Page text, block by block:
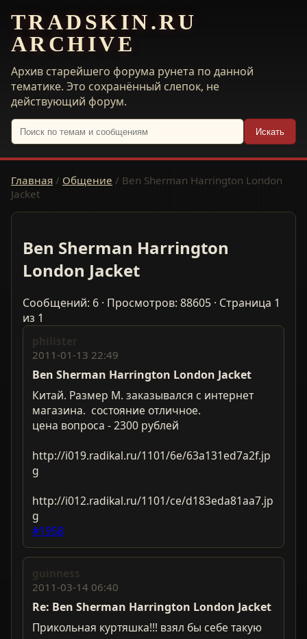
TRADSKIN.RU
ARCHIVE
Архив старейшего форума рунета по данной
тематике. Это сохранённый слепок, не
действующий форум.
Искать
Главная / Общение / Ben Sherman Harrington London
Jacket
Ben Sherman Harrington
London Jacket
Сообщений: 6 · Просмотров: 88605 · Страница 1
из 1
philister
2011-01-13 22:49
Ben Sherman Harrington London Jacket
Китай. Размер М. заказывался с интернет
магазина. состояние отличное.
цена вопроса - 2300 рублей
http://i019.radikal.ru/1101/6e/63a131ed7a2f.jp
g
http://i012.radikal.ru/1101/ce/d183eda81aa7.jp
g
#1958
guinness
2011-03-14 06:40
Re: Ben Sherman Harrington London Jacket
Прикольная куртяшка!!! взял бы себе такую